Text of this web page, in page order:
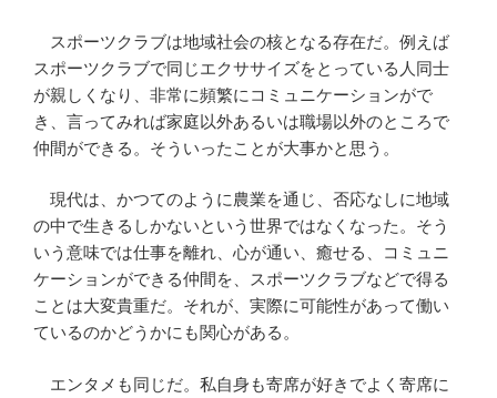
スポーツクラブは地域社会の核となる存在だ。例えば
スポーツクラブで同じエクササイズをとっている人同士
が親しくなり、非常に頻繁にコミュニケーションがで
き、言ってみれば家庭以外あるいは職場以外のところで
仲間ができる。そういったことが大事かと思う。
現代は、かつてのように農業を通じ、否応なしに地域
の中で生きるしかないという世界ではなくなった。そう
いう意味では仕事を離れ、心が通い、癒せる、コミュニ
ケーションができる仲間を、スポーツクラブなどで得る
ことは大変貴重だ。それが、実際に可能性があって働い
ているのかどうかにも関心がある。
エンタメも同じだ。私自身も寄席が好きでよく寄席に